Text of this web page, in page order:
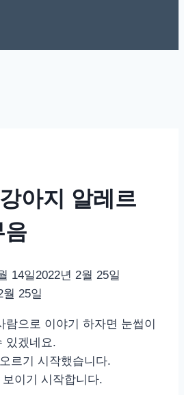
아지 알레르
음
14일2022년 2월 25일
월 25일
람으로 이야기 하자면 눈썹이
있겠네요.
르기 시작했습니다.
이기 시작합니다.